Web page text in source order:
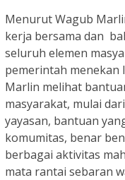
Menurut Wagub
kerja bersama dan
seluruh elemen
pemerintah menekan
Marlin melihat
masyarakat, mulai
yayasan, bantuan
komumitas, benar
berbagai aktivitas
mata rantai sebaran